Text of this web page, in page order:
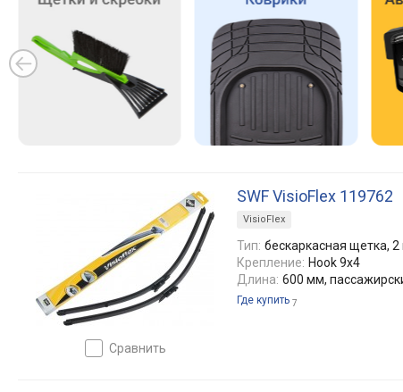
сравнить
SWF VisioFlex 119762
VisioFlex
Тип: бескаркасная щетка,
Крепление: Hook 9x4
Длина: 600 мм,
Где купить 7